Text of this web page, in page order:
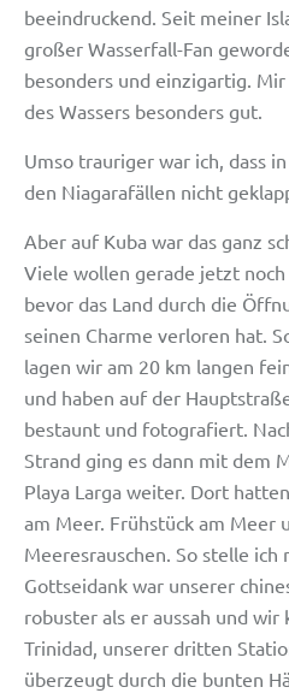
beeindruckend. Seit meiner
großer Wasserfall-Fan
besonders und einzigartig.
des Wassers besonders gut.
Umso trauriger war ich, dass
den Niagarafällen nicht
Aber auf Kuba war das ganz
Viele wollen gerade jetzt
bevor das Land durch die
seinen Charme verloren hat.
lagen wir am 20 km langen
und haben auf der
bestaunt und fotografiert.
Strand ging es dann mit dem
Playa Larga weiter. Dort
am Meer. Frühstück am Meer
Meeresrauschen. So stelle ich
Gottseidank war unserer
robuster als er aussah und wir
Trinidad, unserer dritten
überzeugt durch die bunten